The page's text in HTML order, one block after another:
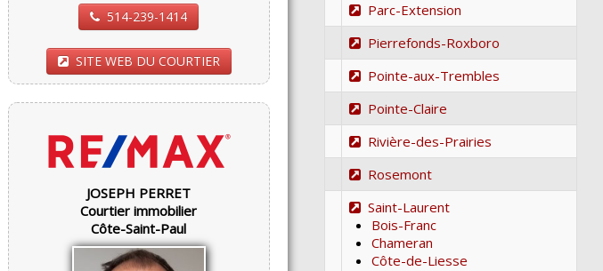
514-239-1414
SITE WEB DU COURTIER
JOSEPH PERRET
Courtier immobilier
Côte-Saint-Paul
Parc-Extension
Pierrefonds-Roxboro
Pointe-aux-Trembles
Pointe-Claire
Rivière-des-Prairies
Rosemont
Saint-Laurent
Bois-Franc
Chameran
Côte-de-Liesse